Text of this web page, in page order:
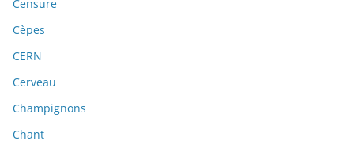
Censure
Cèpes
CERN
Cerveau
Champignons
Chant